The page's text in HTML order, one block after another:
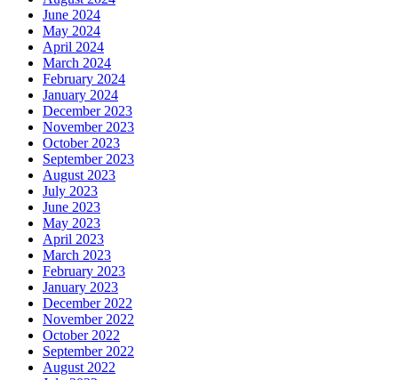
June 2024
May 2024
April 2024
March 2024
February 2024
January 2024
December 2023
November 2023
October 2023
September 2023
August 2023
July 2023
June 2023
May 2023
April 2023
March 2023
February 2023
January 2023
December 2022
November 2022
October 2022
September 2022
August 2022